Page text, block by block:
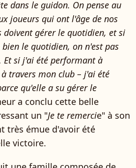
dans le guidon. On pense au
joueurs qui ont l'âge de nos
doivent gérer le quotidien, et si
le quotidien, on n'est pas
Et si j'ai été performant à
travers mon club – j'ai été
qu'elle a su gérer le
a conclu cette belle
un "Je te remercie" à son
très émue d'avoir été
victoire.